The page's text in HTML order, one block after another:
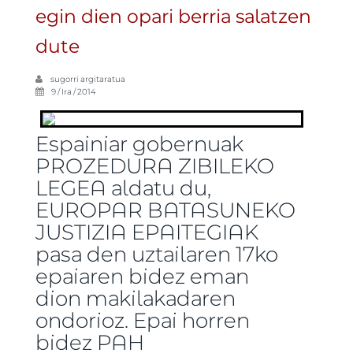
egin dien opari berria salatzen
dute
sugorri argitaratua
9 / Ira / 2014
Espainiar gobernuak
PROZEDURA ZIBILEKO
LEGEA aldatu du,
EUROPAR BATASUNEKO
JUSTIZIA EPAITEGIAK
pasa den uztailaren 17ko
epaiaren bidez eman
dion makilakadaren
ondorioz. Epai horren
bidez PAH